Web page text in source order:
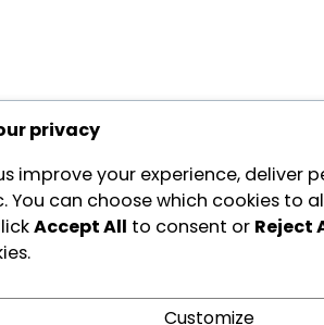
privacy
improve your experience, deliver
You can choose which cookies to
Accept All to consent or Reject
Customize